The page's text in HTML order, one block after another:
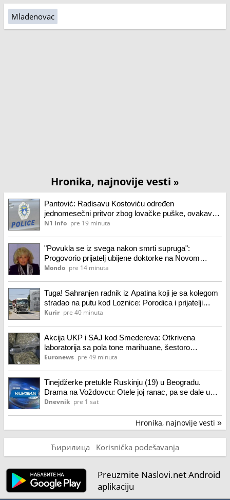
Mladenovac
Hronika, najnovije vesti »
Pantović: Radisavu Kostoviću određen
jednomesečni pritvor zbog lovačke puške, ovakav
slučaj ne pamtim
N1 Info pre 19 minuta
"Povukla se iz svega nakon smrti supruga":
Progovorio prijatelj ubijene doktorke na Novom
Beogradu
Mondo pre 14 minuta
Tuga! Sahranjen radnik iz Apatina koji je sa kolegom
stradao na putu kod Loznice: Porodica i prijatelji
oprostili se od Predraga (62)
Kurir pre 40 minuta
Akcija UKP i SAJ kod Smedereva: Otkrivena
laboratorija sa pola tone marihuane, šestoro
uhapšeno (video)
Euronews pre 49 minuta
Tinejdžerke pretukle Ruskinju (19) u Beogradu.
Drama na Voždovcu: Otele joj ranac, pa se dale u
beg! Usledilo je nešto neočekivano.
Dnevnik pre 1 sat
Hronika, najnovije vesti »
Ћирилица Korisnička podešavanja
Preuzmite Naslovi.net Android
aplikaciju